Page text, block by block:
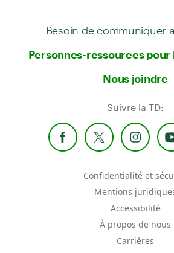
Besoin de communiquer
Personnes-ressources pour
Nous joindre
Suivre la TD:
Confidentialité et
Mentions
Accessibilité
À propos de nous
Carrières